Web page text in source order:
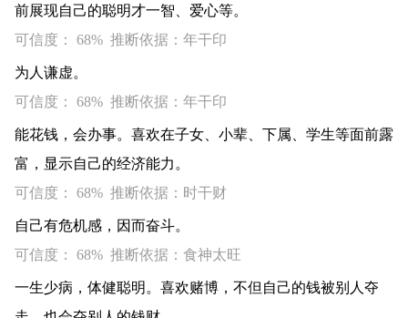
前展现自己的聪明才一智、爱心等。
可信度： 68% 推断依据：年干印
为人谦虚。
可信度： 68% 推断依据：年干印
能花钱，会办事。喜欢在子女、小辈、下属、学生等面前露
富，显示自己的经济能力。
可信度： 68% 推断依据：时干财
自己有危机感，因而奋斗。
可信度： 68% 推断依据：食神太旺
一生少病，体健聪明。喜欢赌博，不但自己的钱被别人夺